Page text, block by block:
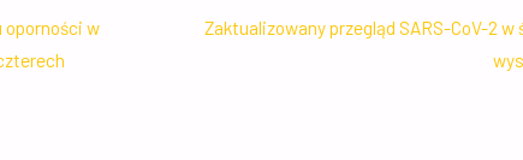
oporności w
Zaktualizowany przegląd SARS-CoV-2